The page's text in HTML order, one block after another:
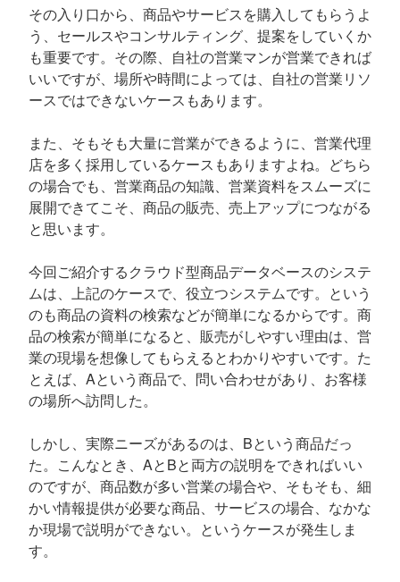
その入り口から、商品やサービスを購入してもらうよ
う、セールスやコンサルティング、提案をしていくか
も重要です。その際、自社の営業マンが営業できれば
いいですが、場所や時間によっては、自社の営業リソ
ースではできないケースもあります。
また、そもそも大量に営業ができるように、営業代理
店を多く採用しているケースもありますよね。どちら
の場合でも、営業商品の知識、営業資料をスムーズに
展開できてこそ、商品の販売、売上アップにつながる
と思います。
今回ご紹介するクラウド型商品データベースのシステ
ムは、上記のケースで、役立つシステムです。という
のも商品の資料の検索などが簡単になるからです。商
品の検索が簡単になると、販売がしやすい理由は、営
業の現場を想像してもらえるとわかりやすいです。た
とえば、Aという商品で、問い合わせがあり、お客様
の場所へ訪問した。
しかし、実際ニーズがあるのは、Bという商品だっ
た。こんなとき、AとBと両方の説明をできればいい
のですが、商品数が多い営業の場合や、そもそも、細
かい情報提供が必要な商品、サービスの場合、なかな
か現場で説明ができない。というケースが発生しま
す。